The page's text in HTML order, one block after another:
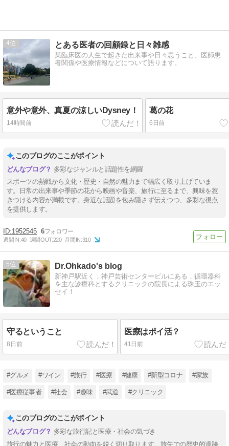
4 とある医者の回顧録と日々雑感
某臨床医の人生で起きた出来事や日々思うこと、医師患
者関係や医療情報などについて語ります。
意外や意外、真夏の涼しいDysney！
14時間前
葛の花
6日前
このブログのここがポイント
多彩なジャンルと話題性を網羅
スポーツの熱戦から文化・歴史・自然の魅力まで幅広く取り上げていま
す。日常の出来事や季節の花から映画や音楽、旅行に至るまで、興味を惹
きつける内容が満載です。身近な話題を包み隠さず伝えつつ、多彩な視点
を提供します。
1952545 6
週間IN:40 週間OUT:220 月間IN:310
5 Dr.Ohkado's blog
新神戸駅近く，神戸芸術センタービルにある，循環器科
を主な診療科とするクリニックの院長による珠玉のエッ
セイ！
守るということ
8日前
医療はポイ活？
41日前
#グルメ #ワイン #旅行 #医療 #健康 #新型コロナ #家族
#医療従事者 #社会 #趣味 #武道 #クリニック
このブログのここがポイント
多彩な旅行記と医療・社会の気づき
旅行の魅力と医療、社会の動向を鋭く切り取ります。旅先での歴史的遺跡